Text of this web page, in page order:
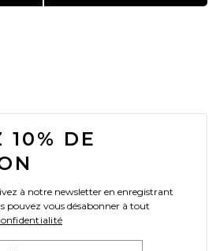
10% DE
à notre newsletter en enregistrant
pouvez vous désabonner à tout